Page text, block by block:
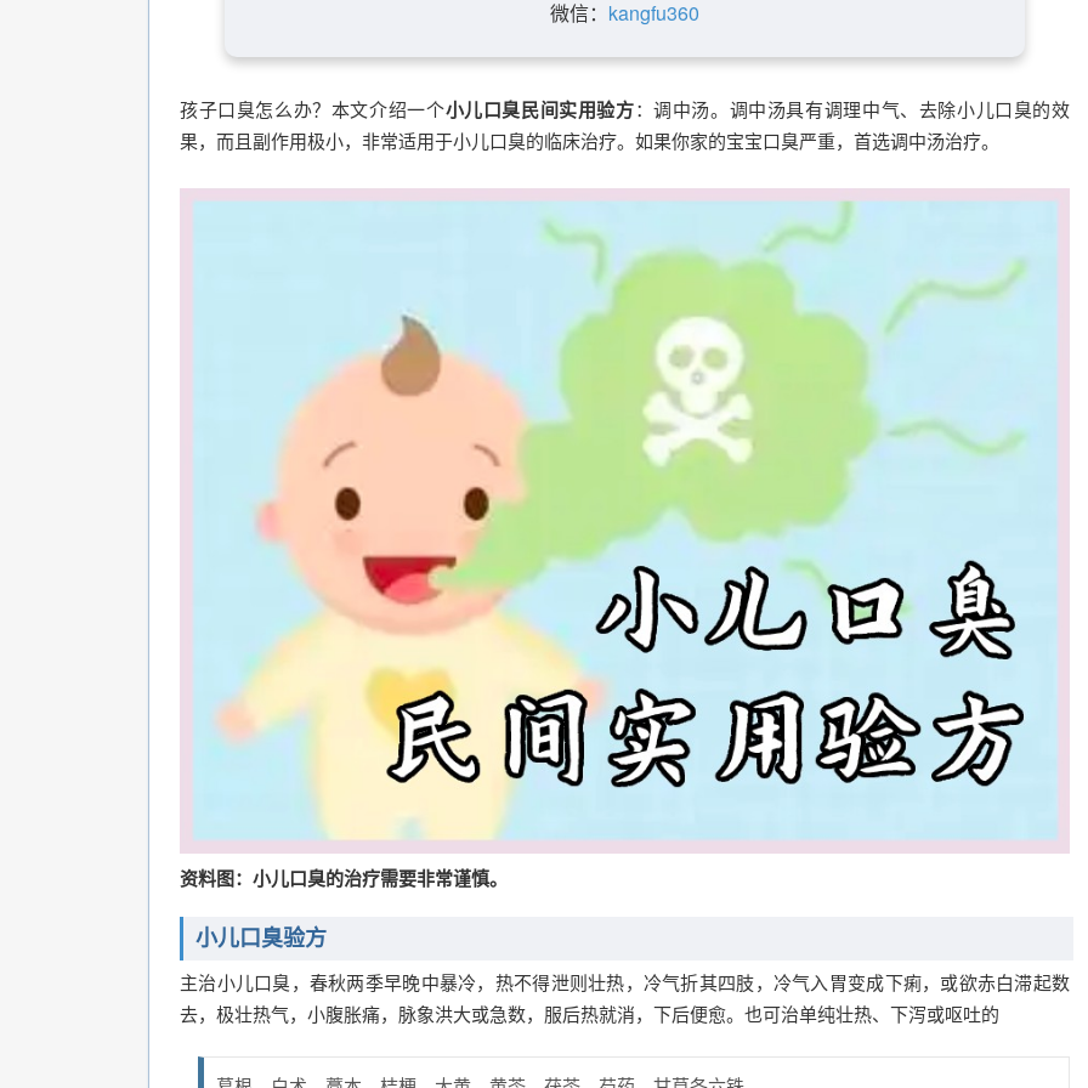
微信： kangfu360
孩子口臭怎么办？本文介绍一个小儿口臭民间实用验方：调中汤。调中汤具有调理中气、去除小儿口臭的效
果，而且副作用极小，非常适用于小儿口臭的临床治疗。如果你家的宝宝口臭严重，首选调中汤治疗。
资料图：小儿口臭的治疗需要非常谨慎。
小儿口臭验方
主治小儿口臭，春秋两季早晚中暴冷，热不得泄则壮热，冷气折其四肢，冷气入胃变成下痢，或欲赤白滞起数
去，极壮热气，小腹胀痛，脉象洪大或急数，服后热就消，下后便愈。也可治单纯壮热、下泻或呕吐的